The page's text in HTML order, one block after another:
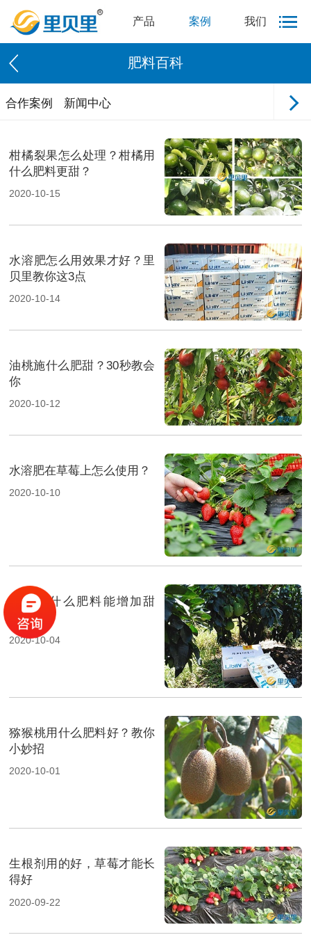
产品 案例 我们
肥料百科
合作案例 新闻中心
柑橘裂果怎么处理？柑橘用
什么肥料更甜？
2020-10-15
水溶肥怎么用效果才好？里
贝里教你这3点
2020-10-14
油桃施什么肥甜？30秒教会
你
2020-10-12
水溶肥在草莓上怎么使用？
2020-10-10
果树施什么肥料能增加甜
度？
2020-10-04
猕猴桃用什么肥料好？教你
小妙招
2020-10-01
生根剂用的好，草莓才能长
得好
2020-09-22